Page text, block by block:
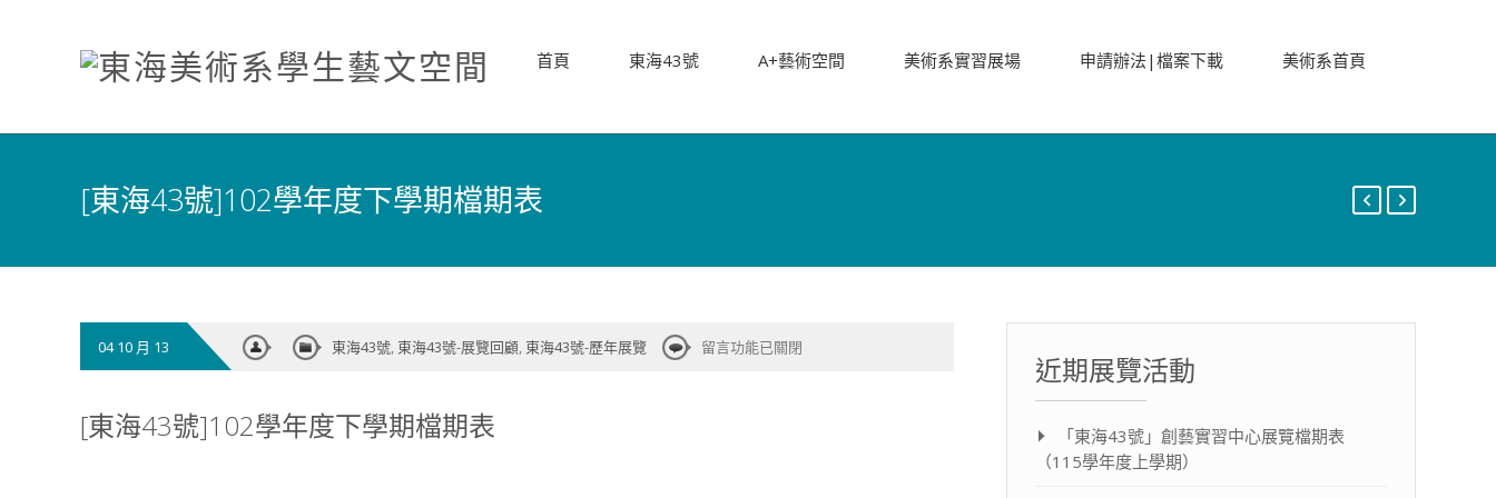
首頁 東海43號 A+藝術空間 美術系實習展場 申請辦法|檔案下載 美術系首頁
[東海43號]102學年度下學期檔期表
04 10 月 13 東海43號, 東海43號-展覽回顧, 東海43號-歷年展覽
在
留言功能已關閉
[東海43號]102學年度下學期檔期表
近期展覽活動
「東海43號」創藝實習中心展覽檔期表
（115學年度上學期）